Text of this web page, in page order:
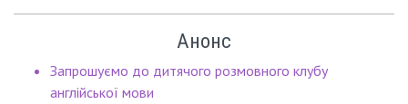
Анонс
Запрошуємо до дитячого розмовного клубу
англійської мови